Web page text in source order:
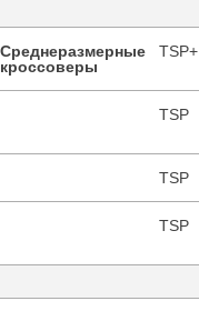
Среднеразмерные
кроссоверы
TSP+
TSP
TSP
TSP